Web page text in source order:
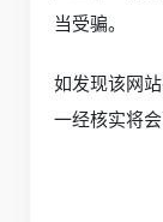
当受骗。
如发现该网
一经核实将会